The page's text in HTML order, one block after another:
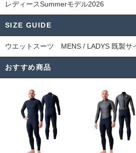
レディースSummerモデル2026
SIZE GUIDE
ウエットスーツ MENS / LADYS 既製サ
おすすめ商品